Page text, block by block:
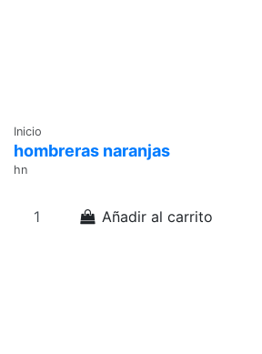
Inicio
hombreras naranjas
hn
Añadir al carrito